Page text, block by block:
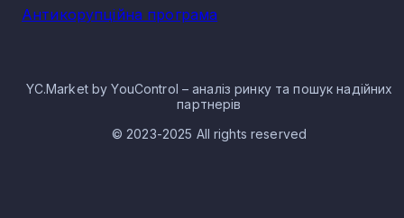
Антикорупційна програма
YC.Market by YouControl – аналіз ринку та пошук надійних
партнерів
© 2023-2025 All rights reserved